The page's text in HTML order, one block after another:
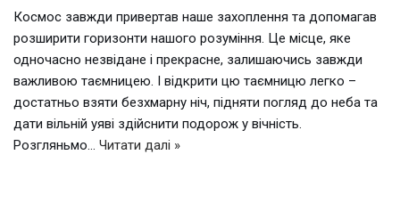
Космос завжди привертав наше захоплення та допомагав
розширити горизонти нашого розуміння. Це місце, яке
одночасно незвідане і прекрасне, залишаючись завжди
важливою таємницею. І відкрити цю таємницю легко –
достатньо взяти безхмарну ніч, підняти погляд до неба та
дати вільній уяві здійснити подорож у вічність.
Розгляньмо… Читати далі »